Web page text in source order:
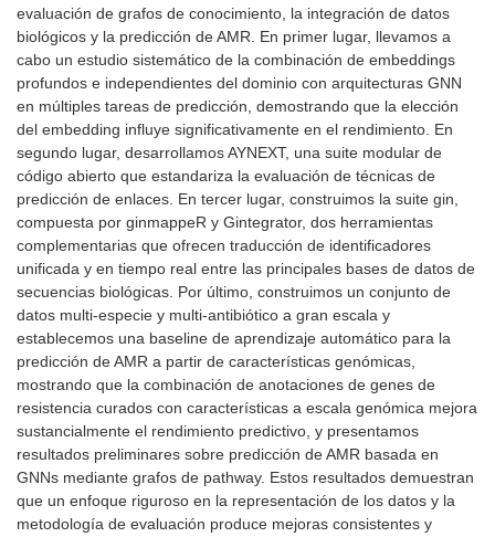
evaluación de grafos de conocimiento, la integración de datos
biológicos y la predicción de AMR. En primer lugar, llevamos a
cabo un estudio sistemático de la combinación de embeddings
profundos e independientes del dominio con arquitecturas GNN
en múltiples tareas de predicción, demostrando que la elección
del embedding influye significativamente en el rendimiento. En
segundo lugar, desarrollamos AYNEXT, una suite modular de
código abierto que estandariza la evaluación de técnicas de
predicción de enlaces. En tercer lugar, construimos la suite gin,
compuesta por ginmappeR y Gintegrator, dos herramientas
complementarias que ofrecen traducción de identificadores
unificada y en tiempo real entre las principales bases de datos de
secuencias biológicas. Por último, construimos un conjunto de
datos multi-especie y multi-antibiótico a gran escala y
establecemos una baseline de aprendizaje automático para la
predicción de AMR a partir de características genómicas,
mostrando que la combinación de anotaciones de genes de
resistencia curados con características a escala genómica mejora
sustancialmente el rendimiento predictivo, y presentamos
resultados preliminares sobre predicción de AMR basada en
GNNs mediante grafos de pathway. Estos resultados demuestran
que un enfoque riguroso en la representación de los datos y la
metodología de evaluación produce mejoras consistentes y